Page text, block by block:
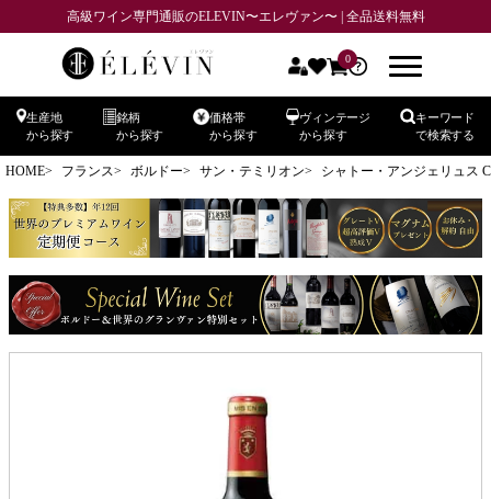
高級ワイン専門通販のELEVIN〜エレヴァン〜 | 全品送料無料
0
生産地
から探す
銘柄
から探す
価格帯
から探す
ヴィンテージ
から探す
キーワード
で検索する
HOME フランス ボルドー サン・テミリオン シャトー・アンジェリュス